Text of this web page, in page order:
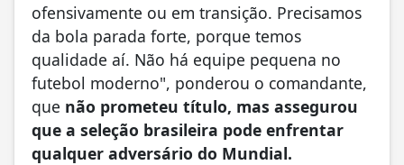
ofensivamente ou em transição. Precisamos
da bola parada forte, porque temos
qualidade aí. Não há equipe pequena no
futebol moderno", ponderou o comandante,
que não prometeu título, mas assegurou
que a seleção brasileira pode enfrentar
qualquer adversário do Mundial.